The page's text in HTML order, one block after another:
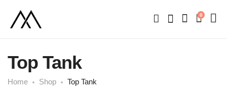
0
Top Tank
Home Shop Top Tank